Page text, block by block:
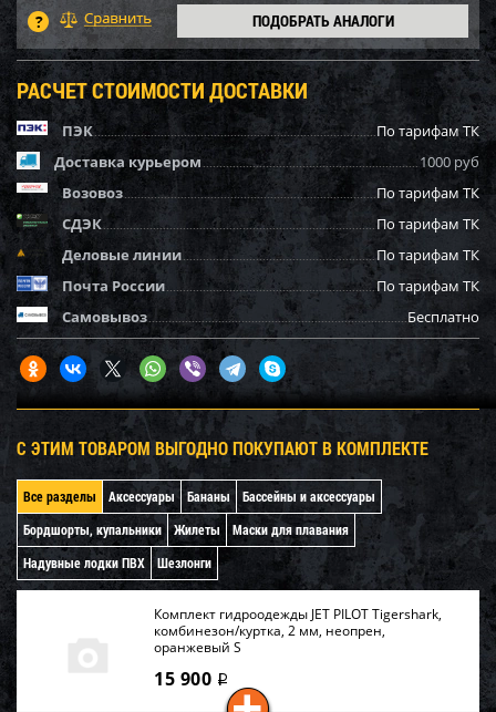
ПОДОБРАТЬ АНАЛОГИ
РАСЧЕТ СТОИМОСТИ ДОСТАВКИ
ПЭК
По тарифам ТК
Доставка курьером
1000 руб
Возовоз
По тарифам ТК
СДЭК
По тарифам ТК
Деловые линии
По тарифам ТК
Почта России
По тарифам ТК
Самовывоз
Бесплатно
С ЭТИМ ТОВАРОМ ВЫГОДНО ПОКУПАЮТ В КОМПЛЕКТЕ
Все разделы Аксессуары Бананы
Бассейны и аксессуары
Бордшорты, купальники
Жилеты
Маски для плавания
Надувные лодки ПВХ
Шезлонги
Комплект гидроодежды JET PILOT Tigershark,
комбинезон/куртка, 2 мм, неопрен,
оранжевый S
15 900 i